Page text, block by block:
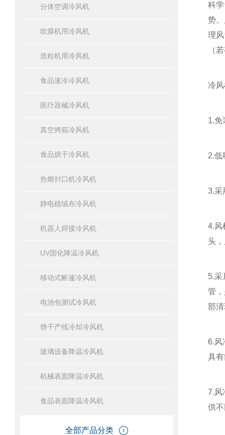
分体空调冷风机
吹膜机用冷风机
造粒机用冷风机
食品速冷冷风机
医疗器械冷风机
真空烤箱冷风机
食品烘干冷风机
热熔封口机冷风机
静电植绒布冷风机
机器人焊接冷风机
UV固化降温冷风机
移动式帐篷冷风机
电池包测试冷风机
饼干产线冷却冷风机
玻璃设备降温冷风机
机械表面降温冷风机
食品表面降温冷风机
全部产品分类
科
势
理
（
冷
1.免
2.低
3.采
4.风
头
5.
管
部
6.风
具
7.风
供